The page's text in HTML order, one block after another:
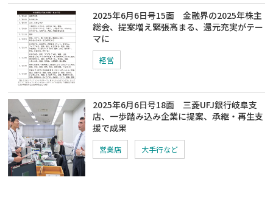
2025年6月6日号15面 金融界の2025年株主
総会、提案増え緊張高まる、還元充実がテー
マに
経営
2025年6月6日号18面 三菱UFJ銀行岐阜支
店、一歩踏み込み企業に提案、承継・再生支
援で成果
営業店 大手行など